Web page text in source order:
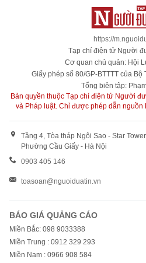
https://
Tạp chí điện tử Người
Cơ quan chủ quản: Hội
Giấy phép số 80/GP-BTTTT của Bộ
Tổng biên tập:
Bản quyền thuộc Tạp chí điện tử Người
và Pháp luật. Chỉ được phép dẫn nguồn
Tầng 4, Tòa tháp Ngôi Sao - Star
Phường Cầu Giấy - Hà Nội
0903 405 146
toasoan@nguoiduatin.vn
BÁO GIÁ QUẢNG CÁO
Miền Bắc: 098 9033388
Miền Trung : 0912 329 293
Miền Nam : 0966 908 584